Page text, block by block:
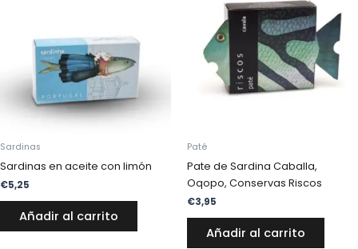
Sardinas
Sardinas en aceite con limón
€5,25
Añadir al carrito
Paté
Pate de Sardina Caballa,
Oqopo, Conservas Riscos
€3,95
Añadir al carrito